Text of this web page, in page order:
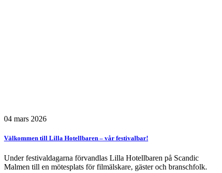
04 mars 2026
Välkommen till Lilla Hotellbaren – vår festivalbar!
Under festivaldagarna förvandlas Lilla Hotellbaren på Scandic
Malmen till en mötesplats för filmälskare, gäster och branschfolk.